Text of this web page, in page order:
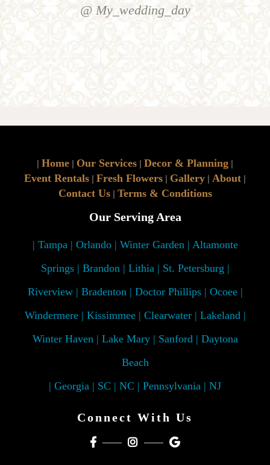
@ My_wedding_day
| Home | Our Services | Decor & Planning |
Event Rentals | Fresh Flowers | Gallery | About |
Contact Us| Terms & Conditions
Our Serving Area
| Tampa | Orlando | Winter Garden | Altamonte
Springs | Brandon | Lithia | St. Petersburg |
Riverview | Bradenton | Doctor Phillips | Ocoee |
Windermere | Kissimmee | Clearwater | Lakeland |
Winter Haven | Lake Mary | Sanford | Daytona
Beach
| Georgia | SC | NC | Pennsylvania | NJ
Connect With Us